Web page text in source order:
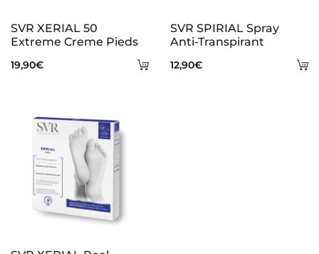
Añadir
SVR XERIAL 50
Extreme Creme Pieds
19,90€
SVR SPIRIAL Spray
Anti-Transpirant
12,90€